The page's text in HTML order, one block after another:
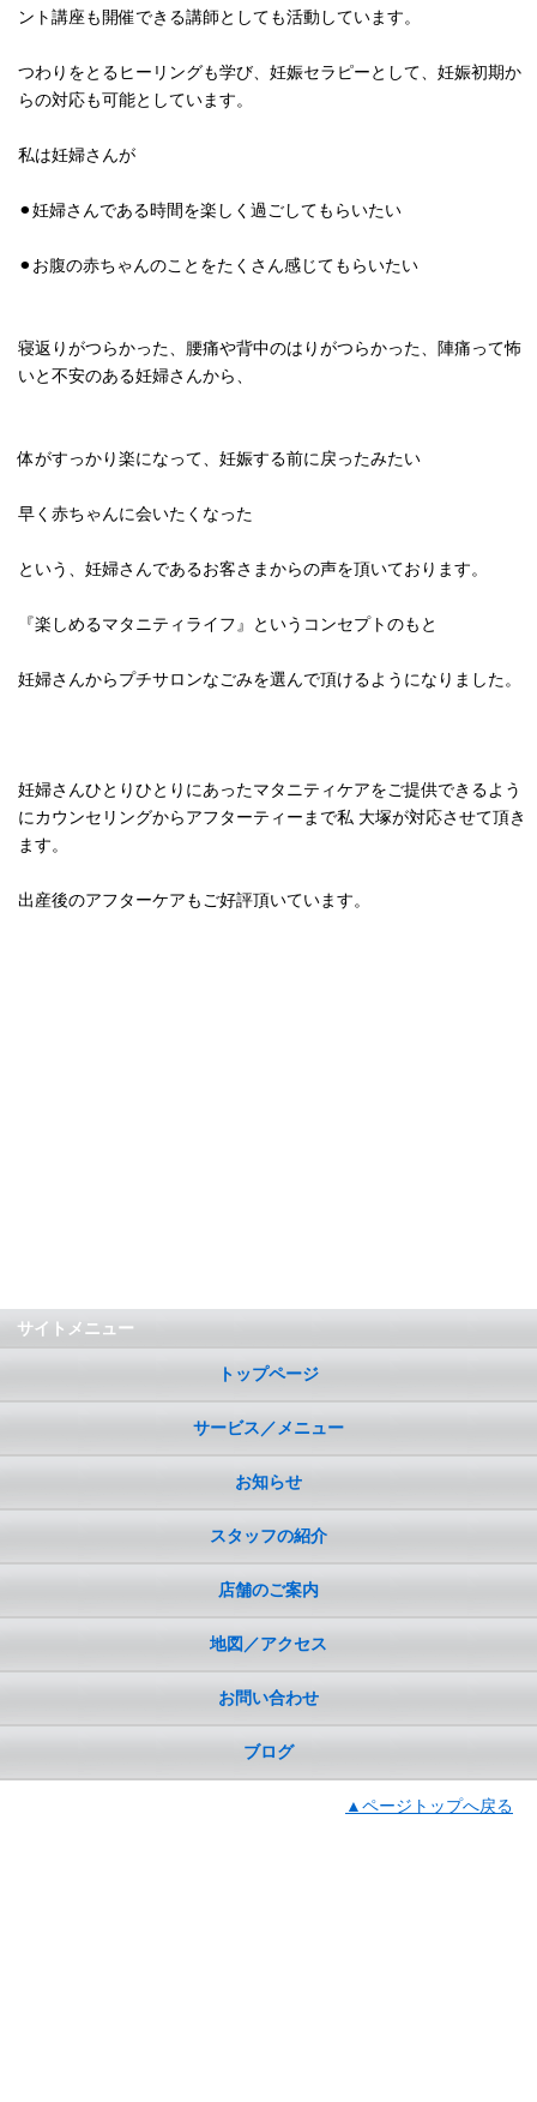
ント講座も開催できる講師としても活動しています。
つわりをとるヒーリングも学び、妊娠セラピーとして、妊娠初期か
らの対応も可能としています。
私は妊婦さんが
⚫︎妊婦さんである時間を楽しく過ごしてもらいたい
⚫︎お腹の赤ちゃんのことをたくさん感じてもらいたい
寝返りがつらかった、腰痛や背中のはりがつらかった、陣痛って怖
いと不安のある妊婦さんから、
体がすっかり楽になって、妊娠する前に戻ったみたい
早く赤ちゃんに会いたくなった
という、妊婦さんであるお客さまからの声を頂いております。
『楽しめるマタニティライフ』というコンセプトのもと
妊婦さんからプチサロンなごみを選んで頂けるようになりました。
妊婦さんひとりひとりにあったマタニティケアをご提供できるよう
にカウンセリングからアフターティーまで私 大塚が対応させて頂き
ます。
出産後のアフターケアもご好評頂いています。
サイトメニュー
トップページ
サービス／メニュー
お知らせ
スタッフの紹介
店舗のご案内
地図／アクセス
お問い合わせ
ブログ
▲ページトップへ戻る